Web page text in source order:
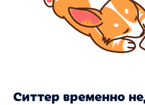
Ситтер временно